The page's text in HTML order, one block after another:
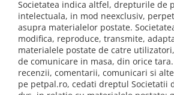
Societatea indica altfel, drepturile de
intelectuala, in mod neexclusiv,
asupra materialelor postate.
modifica, reproduce, transmite,
materialele postate de catre
de comunicare in masa, din orice
recenzii, comentarii, comunicari si
pe petpal.ro, cedati dreptul Societatii